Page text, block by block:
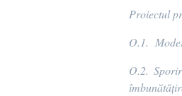
Proiectul
O.1.
O.2.